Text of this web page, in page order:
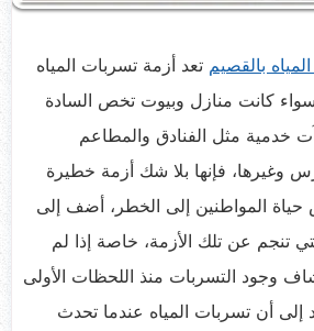
بالقصيم تعد أزمة تسربات المياه
كانت منازل وبيوت تخص السادة
خدمية مثل الفنادق والمطاعم
وغيرها، فإنها بلا شك أزمة خطيرة
المواطنين إلى الخطر، أضف إلى
تنجم عن تلك الأزمة، خاصة إذا لم
وجود التسربات منذ اللحظات الأولى
إلى أن تسربات المياه عندما تحدث